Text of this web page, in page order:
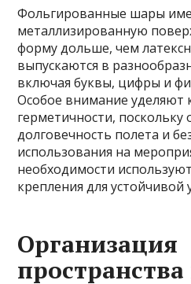
Фольгированные шары
металлизированную
форму дольше, чем
выпускаются в
включая буквы, цифры и
Особое внимание уделяют
герметичности, поскольку
долговечность полета и
использования на
необходимости
крепления для устойчивой
Организация
пространства